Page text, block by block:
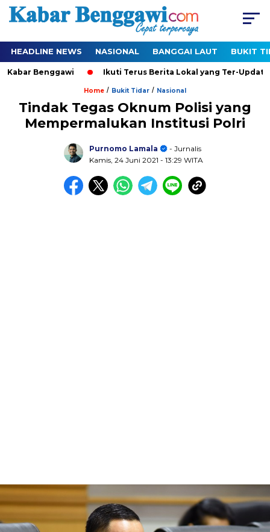
HEADLINE NEWS NASIONAL BANGGAI LAUT BUKIT
Benggawi Ikuti Terus Berita Lokal yang Ter-Update
Home / Bukit Tidar / Nasional
Tindak Tegas Oknum Polisi yang
Mempermalukan Institusi Polri
Purnomo Lamala
- Jurnalis
Kamis, 24 Juni 2021 - 13:29 WITA